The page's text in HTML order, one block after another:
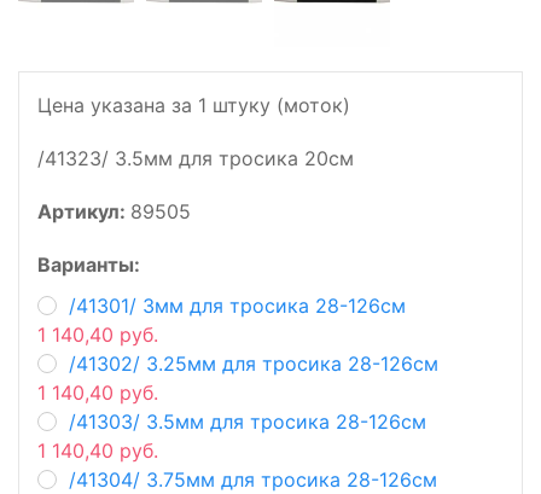
Цена указана за 1 штуку (моток)
/41323/ 3.5мм для тросика 20см
Артикул: 89505
Варианты:
/41301/ 3мм для тросика 28-126см
1 140,40 руб.
/41302/ 3.25мм для тросика 28-126см
1 140,40 руб.
/41303/ 3.5мм для тросика 28-126см
1 140,40 руб.
/41304/ 3.75мм для тросика 28-126см